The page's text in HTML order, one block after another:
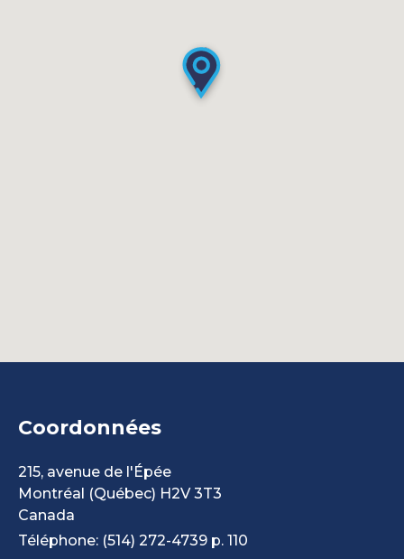
Coordonnées
215, avenue de l'Épée
Montréal (Québec) H2V 3T3
Canada
Téléphone: (514) 272-4739 p. 110